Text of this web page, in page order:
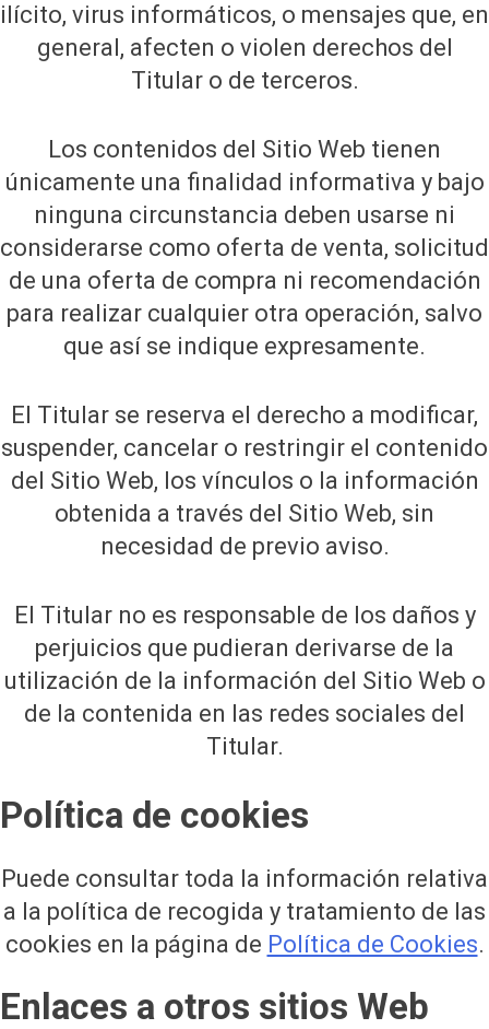
ilícito, virus informáticos, o mensajes que, en
general, afecten o violen derechos del
Titular o de terceros.
Los contenidos del Sitio Web tienen
únicamente una finalidad informativa y bajo
ninguna circunstancia deben usarse ni
considerarse como oferta de venta, solicitud
de una oferta de compra ni recomendación
para realizar cualquier otra operación, salvo
que así se indique expresamente.
El Titular se reserva el derecho a modificar,
suspender, cancelar o restringir el contenido
del Sitio Web, los vínculos o la información
obtenida a través del Sitio Web, sin
necesidad de previo aviso.
El Titular no es responsable de los daños y
perjuicios que pudieran derivarse de la
utilización de la información del Sitio Web o
de la contenida en las redes sociales del
Titular.
Política de cookies
Puede consultar toda la información relativa
a la política de recogida y tratamiento de las
cookies en la página de Política de Cookies.
Enlaces a otros sitios Web